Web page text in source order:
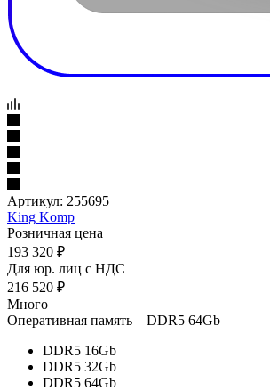
Артикул: 255695
King Komp
Розничная цена
193 320 ₽
Для юр. лиц c НДС
216 520 ₽
Много
Оперативная память—DDR5 64Gb
DDR5 16Gb
DDR5 32Gb
DDR5 64Gb